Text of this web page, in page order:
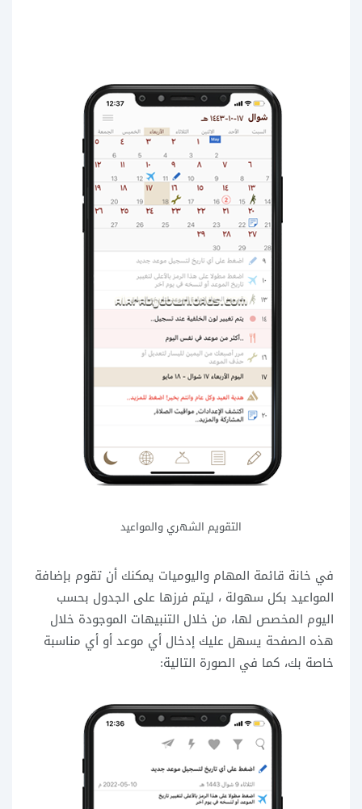
التقويم الشهري والمواعيد
في خانة قائمة المهام واليوميات يمكنك أن تقوم بإضافة
المواعيد بكل سهولة ، ليتم فرزها على الجدول بحسب
اليوم المخصص لها، من خلال التنبيهات الموجودة خلال
هذه الصفحة يسهل عليك إدخال أي موعد أو أي مناسبة
خاصة بك، كما في الصورة التالية: